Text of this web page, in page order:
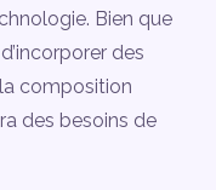
Bien que
des
composition
des besoins de